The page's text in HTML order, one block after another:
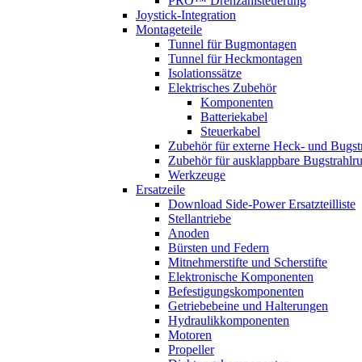
Joystick-Integration
Montageteile
Tunnel für Bugmontagen
Tunnel für Heckmontagen
Isolationssätze
Elektrisches Zubehör
Komponenten
Batteriekabel
Steuerkabel
Zubehör für externe Heck- und
Zubehör für ausklappbare
Werkzeuge
Ersatzeile
Download Side-Power Ersatzteilliste
Stellantriebe
Anoden
Bürsten und Federn
Mitnehmerstifte und Scherstifte
Elektronische Komponenten
Befestigungskomponenten
Getriebebeine und Halterungen
Hydraulikkomponenten
Motoren
Propeller